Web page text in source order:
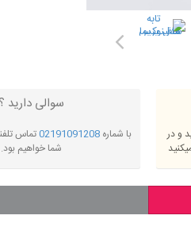
و در
سوالی دارید
با شماره 02191091208تماس
شما خواهیم بود.